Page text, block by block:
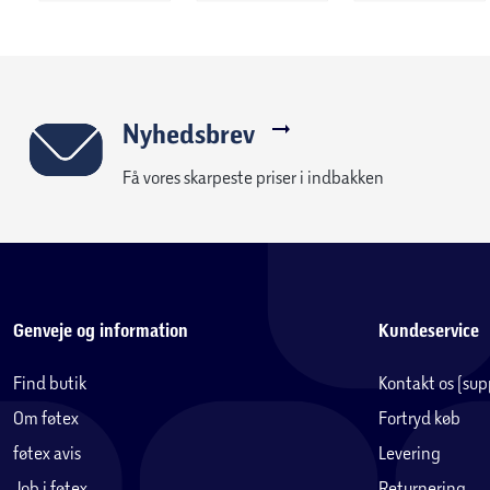
Nyhedsbrev
Få vores skarpeste priser i indbakken
Genveje og information
Find butik
Om føtex
føtex avis
Kundeservice
Kontakt os
Fortryd køb
Levering